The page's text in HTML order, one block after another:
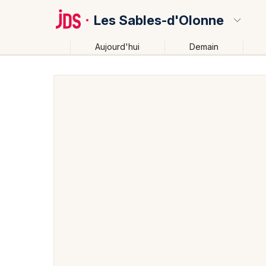
Les Sables-d'Olonne
Aujourd'hui Demain